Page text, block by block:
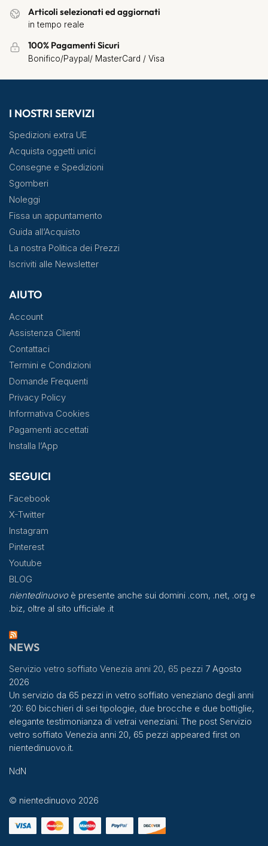
Articoli selezionati ed aggiornati
in tempo reale
100% Pagamenti Sicuri
Bonifico/Paypal/ MasterCard / Visa
I NOSTRI SERVIZI
Spedizioni extra UE
Acquista oggetti unici
Consegne e Spedizioni
Sgomberi
Noleggi
Fissa un appuntamento
Guida all’Acquisto
La nostra Politica dei Prezzi
Iscriviti alle Newsletter
AIUTO
Account
Assistenza Clienti
Contattaci
Termini e Condizioni
Domande Frequenti
Privacy Policy
Informativa Cookies
Pagamenti accettati
Installa l’App
SEGUICI
Facebook
X-Twitter
Instagram
Pinterest
Youtube
BLOG
nientedinuovoè presente anche sui domini .com, .net, .org e
.biz, oltre al sito ufficiale .it
NEWS
Servizio vetro soffiato Venezia anni 20, 65 pezzi 7 Agosto
2026
Un servizio da 65 pezzi in vetro soffiato veneziano degli anni
’20: 60 bicchieri di sei tipologie, due brocche e due bottiglie,
elegante testimonianza di vetrai veneziani. The post Servizio
vetro soffiato Venezia anni 20, 65 pezzi appeared first on
nientedinuovo.it.
NdN
© nientedinuovo 2026